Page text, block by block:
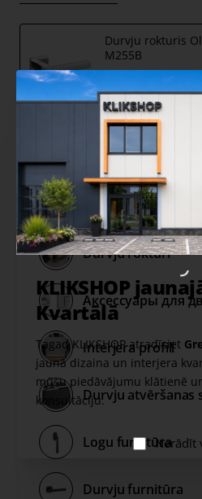
KLIKSHOP
Kvartālā
Tagad KLIKSHOP atradīsiet
jaunā dizaina un interjera
mūsu piedāvājumu klātienē
konsultāciju.
Nerādīt
Durvju rokturis
M255B
205,00 €
Share
Durvju rokturi
Аксессуары для
Interjera profili
Durvju atvēršanas
Logu furnitūra
Durvju furnitūra